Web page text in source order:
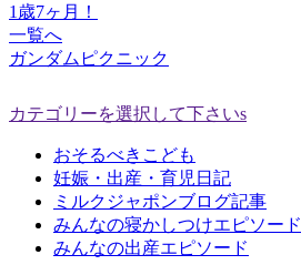
1歳7ヶ月！
一覧へ
ガンダムピクニック
カテゴリーを選択して下さいs
おそるべきこども
妊娠・出産・育児日記
ミルクジャポンブログ記事
みんなの寝かしつけエピソード
みんなの出産エピソード